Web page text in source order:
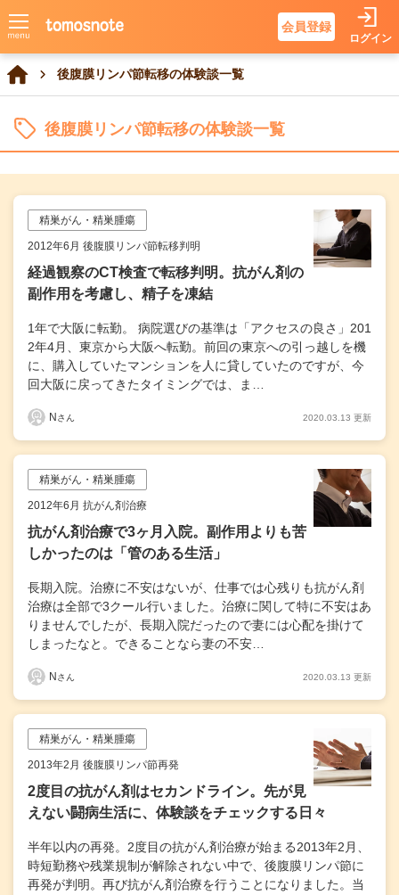
会員登録
ログイン
後腹膜リンパ節転移の体験談一覧
後腹膜リンパ節転移の体験談一覧
精巣がん・精巣腫瘍
2012年6月 後腹膜リンパ節転移判明
経過観察のCT検査で転移判明。抗がん剤の
副作用を考慮し、精子を凍結
1年で大阪に転勤。 病院選びの基準は「アクセスの良さ」201
2年4月、東京から大阪へ転勤。前回の東京への引っ越しを機
に、購入していたマンションを人に貸していたのですが、今
回大阪に戻ってきたタイミングでは、ま…
N さん 2020.03.13 更新
精巣がん・精巣腫瘍
2012年6月 抗がん剤治療
抗がん剤治療で3ヶ月入院。副作用よりも苦
しかったのは「管のある生活」
長期入院。治療に不安はないが、仕事では心残りも抗がん剤
治療は全部で3クール行いました。治療に関して特に不安はあ
りませんでしたが、長期入院だったので妻には心配を掛けて
しまったなと。できることなら妻の不安…
N さん 2020.03.13 更新
精巣がん・精巣腫瘍
2013年2月 後腹膜リンパ節再発
2度目の抗がん剤はセカンドライン。先が見
えない闘病生活に、体験談をチェックする日々
半年以内の再発。2度目の抗がん剤治療が始まる2013年2月、
時短勤務や残業規制が解除されない中で、後腹膜リンパ節に
再発が判明。再び抗がん剤治療を行うことになりました。当